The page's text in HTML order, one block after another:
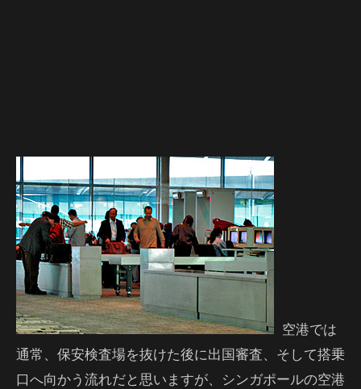
空港では
通常、保安検査場を抜けた後に出国審査、そして搭乗
口へ向かう流れだと思いますが、シンガポールの空港